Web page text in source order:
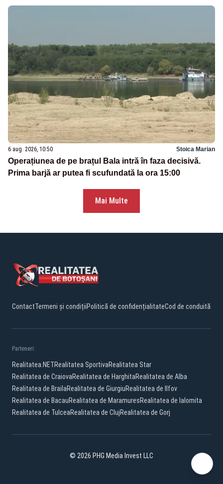
6 aug. 2026, 10:50 Stoica Marian
Operațiunea de pe brațul Bala intră în faza decisivă.
Prima barjă ar putea fi scufundată la ora 15:00
Mai Multe
ContactTermeni și condițiiPolitică de confidențialitateCod de conduită
Parteneri:
Realitatea.NETRealitatea SportivaRealitatea Star
Realitatea de CraiovaRealitatea de HarghitaRealitatea de Alba
Realitatea de BrailaRealitatea de GiurgiuRealitatea de Ilfov
Realitatea de BacauRealitatea de MaramuresRealitatea de Ialomita
Realitatea de TulceaRealitatea de ClujRealitatea de Gorj
© 2026 PHG Media Invest LLC